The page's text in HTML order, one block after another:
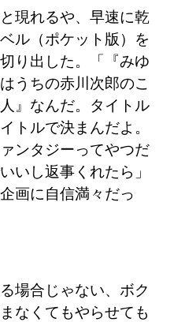
現れるや、早速に乾
ル（ポケット版）を
り出した。「『みゆ
うちの赤川次郎のこ
』なんだ。タイトル
トルで決まんだよ。
ンタジーってやつだ
いし返事くれたら」
画に自信満々だっ
場合じゃない、ボク
なくてもやらせても